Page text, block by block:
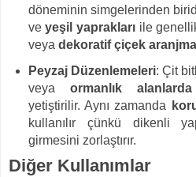
döneminin simgelerinden
veyeşil yapraklarıile
veya dekoratif çiçek
Peyzaj Düzenlemeleri: Çit
veya ormanlık alanlarda
yetiştirilir. Aynı zamanda
kullanılır çünkü dikenli
girmesini zorlaştırır.
Diğer Kullanımlar